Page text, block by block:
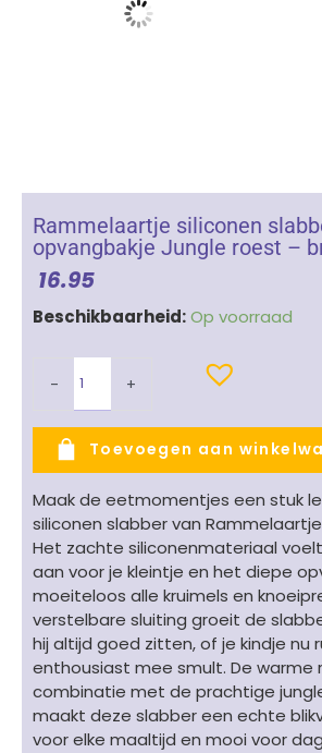
Rammelaartje siliconen
opvangbakje Jungle roest –
16.95
Beschikbaarheid:Op voorraad
-
Rammelaartje
slabber
met
opvangbakje
Jungle
roest
bruin
1
stuk
aantal
+
Toevoegen aan
Maak de eetmomentjes een stuk
siliconen slabber van
Het zachte siliconenmateriaal
aan voor je kleintje en het diepe
moeiteloos alle kruimels en
verstelbare sluiting groeit de
hij altijd goed zitten, of je kindje nu
enthousiast mee smult. De warme
combinatie met de prachtige
maakt deze slabber een echte
voor elke maaltijd en mooi voor